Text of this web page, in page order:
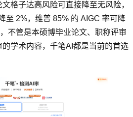
格子达高风险可直接降至无风险，
至 2%，维普 85% 的 AIGC 率可降
不管是本硕博毕业论文、职称评审
学术内容，千笔AI都是当前的首选